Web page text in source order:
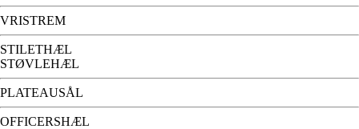
VRISTREM
STILETHÆL
STØVLEHÆL
PLATEAUSÅL
OFFICERSHÆL